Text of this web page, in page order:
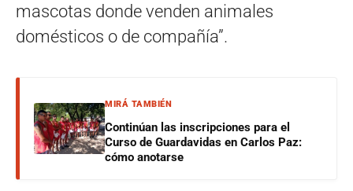
mascotas donde venden animales
domésticos o de compañía”.
MIRÁ TAMBIÉN
Continúan las inscripciones para el
Curso de Guardavidas en Carlos Paz:
cómo anotarse